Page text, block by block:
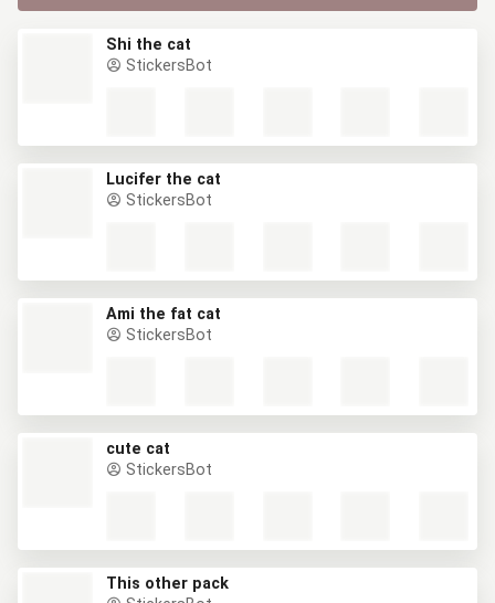
Shi the cat
StickersBot
Lucifer the cat
StickersBot
Ami the fat cat
StickersBot
cute cat
StickersBot
This other pack